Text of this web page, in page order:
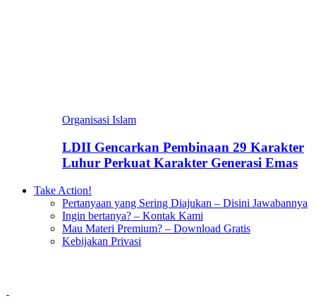
Organisasi Islam
LDII Gencarkan Pembinaan 29 Karakter
Luhur Perkuat Karakter Generasi Emas
Take Action!
Pertanyaan yang Sering Diajukan – Disini Jawabannya
Ingin bertanya? – Kontak Kami
Mau Materi Premium? – Download Gratis
Kebijakan Privasi